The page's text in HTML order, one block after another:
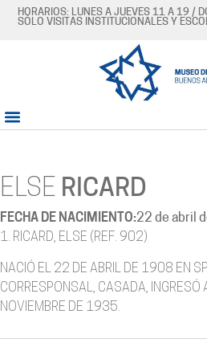
HORARIOS: LUNES A JUEVES 11 A 19 /
SÓLO VISITAS INSTITUCIONALES Y
ELSE RICARD
FECHA DE NACIMIENTO:22 de abril
1. RICARD, ELSE (REF. 902)
NACIÓ EL 22 DE ABRIL DE 1908 EN
CORRESPONSAL, CASADA, INGRESÓ
NOVIEMBRE DE 1935.